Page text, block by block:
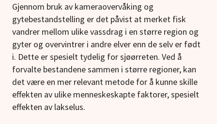
Gjennom bruk av kameraovervåking og
gytebestandstelling er det påvist at merket fisk
vandrer mellom ulike vassdrag i en større region og
gyter og overvintrer i andre elver enn de selv er født
i. Dette er spesielt tydelig for sjøørreten. Ved å
forvalte bestandene sammen i større regioner, kan
det være en mer relevant metode for å kunne skille
effekten av ulike menneskeskapte faktorer, spesielt
effekten av lakselus.